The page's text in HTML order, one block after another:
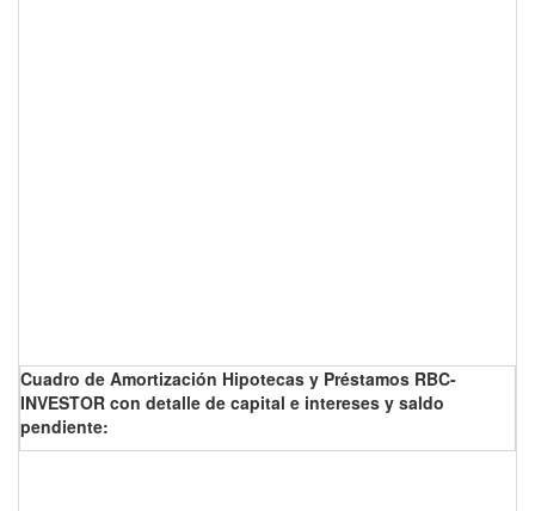
Cuadro de Amortización Hipotecas y Préstamos RBC-
INVESTOR con detalle de capital e intereses y saldo
pendiente: